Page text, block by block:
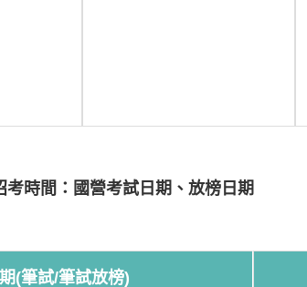
考時間：國營考試日期、放榜日期
(筆試/筆試放榜)